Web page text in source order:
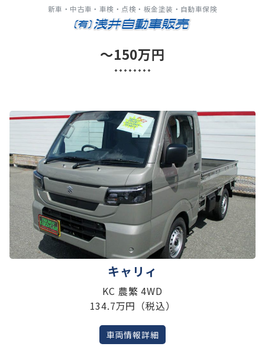
新車・中古車・車検・点検・板金塗装・自動車保険
～150万円
キャリィ
KC 農繁 4WD
134.7万円（税込）
車両情報詳細